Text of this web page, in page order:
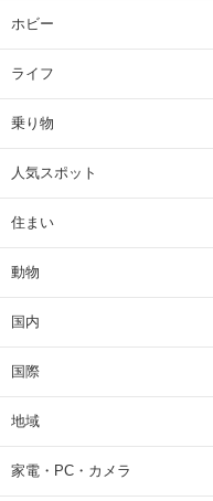
ホビー
ライフ
乗り物
人気スポット
住まい
動物
国内
国際
地域
家電・PC・カメラ